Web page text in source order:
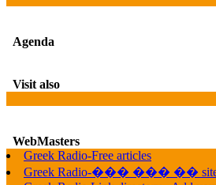
Agenda
Visit also
WebMasters
Greek Radio-Free articles
Greek Radio-��� ��� ��